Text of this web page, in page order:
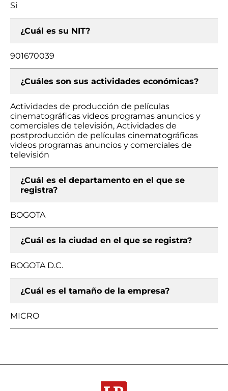
Si
¿Cuál es su NIT?
901670039
¿Cuáles son sus actividades económicas?
Actividades de producción de películas
cinematográficas videos programas anuncios y
comerciales de televisión, Actividades de
postproducción de películas cinematográficas
videos programas anuncios y comerciales de
televisión
¿Cuál es el departamento en el que se
registra?
BOGOTA
¿Cuál es la ciudad en el que se registra?
BOGOTA D.C.
¿Cuál es el tamaño de la empresa?
MICRO